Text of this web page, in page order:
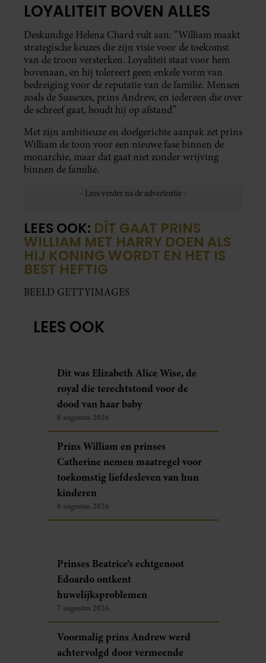
LOYALITEIT BOVEN ALLES
Deskundige Helena Chard vult aan: “William maakt
strategische keuzes die zijn visie voor de toekomst
van de troon versterken. Loyaliteit staat voor hem
bovenaan, en hij tolereert geen enkele vorm van
bedreiging voor de reputatie van de familie. Mensen
zoals de Sussexes, prins Andrew, en iedereen die over
de schreef gaat, houdt hij op afstand”
Met zijn ambitieuze en doelgerichte aanpak zet prins
William de toon voor een nieuwe fase binnen de
monarchie, maar dat gaat niet zonder wrijving
binnen de familie.
LEES OOK: DÍT GAAT PRINS
WILLIAM MET HARRY DOEN ALS
HIJ KONING WORDT EN HET IS
BEST HEFTIG
BEELD GETTYIMAGES
LEES OOK
Dit was Elizabeth Alice Wise, de
royal die terechtstond voor de
dood van haar baby
8 augustus 2026
Prins William en prinses
Catherine nemen maatregel voor
toekomstig liefdesleven van hun
kinderen
8 augustus 2026
Prinses Beatrice’s echtgenoot
Edoardo ontkent
huwelijksproblemen
7 augustus 2026
Voormalig prins Andrew werd
achtervolgd door vermeende